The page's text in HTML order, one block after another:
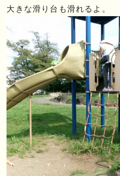
大きな滑り台も滑れるよ。